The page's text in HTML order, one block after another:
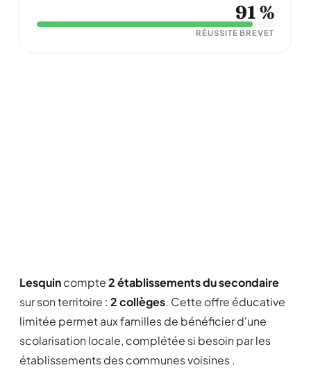
91 %
RÉUSSITE BREVET
Lesquincompte2 établissements du secondaire
sur son territoire : 2 collèges. Cette offre éducative
limitée permet aux familles de bénéficier d'une
scolarisation locale, complétée si besoin par les
établissements des communes voisines .